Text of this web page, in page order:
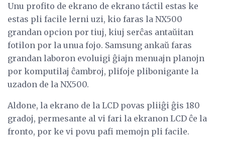
Unu profito de ekrano de ekrano táctil estas ke
estas pli facile lerni uzi, kio faras la NX500
grandan opcion por tiuj, kiuj serĉas antaŭitan
fotilon por la unua fojo. Samsung ankaŭ faras
grandan laboron evoluigi ĝiajn menuajn planojn
por komputilaj ĉambroj, plifoje plibonigante la
uzadon de la NX500.
Aldone, la ekrano de la LCD povas pliiĝi ĝis 180
gradoj, permesante al vi fari la ekranon LCD ĉe la
fronto, por ke vi povu pafi memojn pli facile.